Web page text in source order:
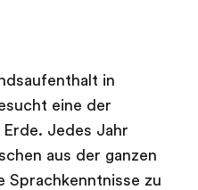
in
eine der
Jedes Jahr
aus der ganzen
Sprachkenntnisse zu